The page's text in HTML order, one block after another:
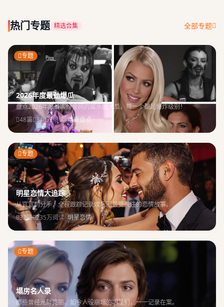
热门专题 精选合集 全部专题
专题
2026年度最劲爆瓜
盘点2026年度最震惊全网的娱乐圈大瓜，每一个都是爆炸级别！
48篇 346万阅读 年度盘点
专题
明星恋情大追踪
从官宣到分手，全程跟踪记录娱乐圈最受关注的恋情故事。
32篇 235万阅读 明星恋情
专题
塌房名人录
那些曾经光鲜亮丽、如今人设崩塌的明星们，一一记录在案。